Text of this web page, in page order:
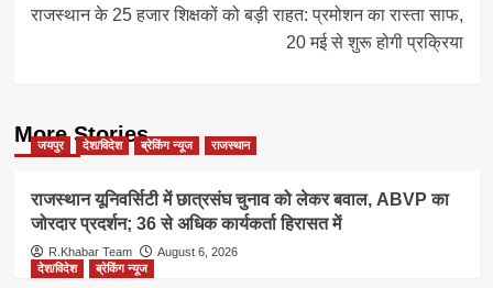
राजस्थान के 25 हजार शिक्षकों को बड़ी राहत: प्रमोशन का रास्ता साफ,
20 मई से शुरू होगी प्रक्रिया
More Stories
जयपुर देश/विदेश ब्रेकिंग न्यूज राजस्थान
राजस्थान यूनिवर्सिटी में छात्रसंघ चुनाव को लेकर बवाल, ABVP का
जोरदार प्रदर्शन; 36 से अधिक कार्यकर्ता हिरासत में
R.Khabar Team
August 6, 2026
देश/विदेश
ब्रेकिंग न्यूज